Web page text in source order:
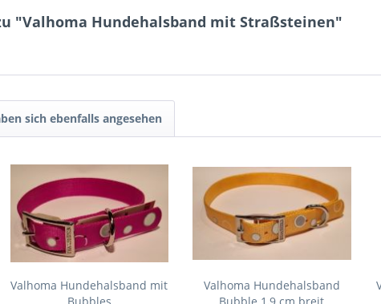
"Valhoma Hundehalsband mit Straßsteinen"
sich ebenfalls angesehen
Valhoma Hundehalsband mit
Valhoma Hundehalsband